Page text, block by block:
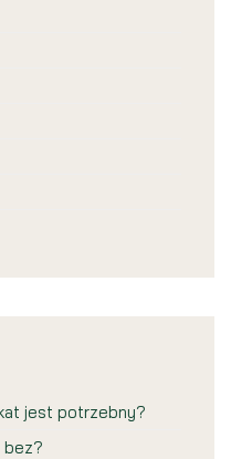
jest potrzebny?
bez?